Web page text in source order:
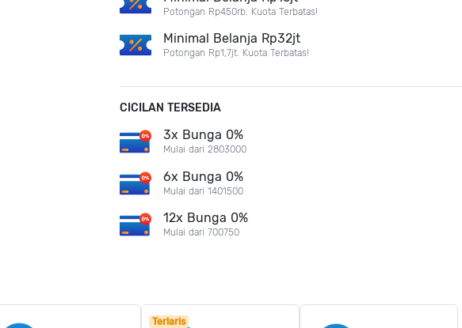
Potongan Rp450rb. Kuota Terbatas!
Minimal Belanja Rp32jt
Potongan Rp1,7jt. Kuota Terbatas!
CICILAN TERSEDIA
3x Bunga 0%
Mulai dari 2803000
6x Bunga 0%
Mulai dari 1401500
12x Bunga 0%
Mulai dari 700750
Terlaris